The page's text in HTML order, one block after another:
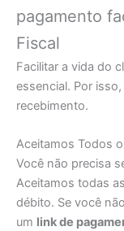
pagamento
Fiscal
Facilitar a vida do
essencial. Por
recebimento.
Aceitamos Todos
Você não precisa
Aceitamos todas
débito. Se você
um link de